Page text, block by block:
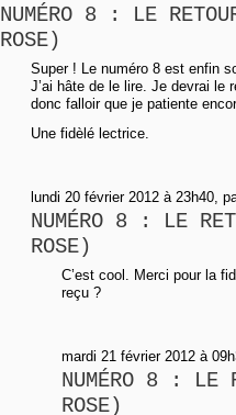
NUMÉRO 8 : LE
ROSE)
Super ! Le numéro 8 est enfin
J’ai hâte de le lire. Je devrai le
donc falloir que je patiente
Une fidèlé lectrice.
lundi 20 février 2012 à 23h40,
NUMÉRO 8 : LE
ROSE)
C’est cool. Merci pour la
reçu ?
mardi 21 février 2012 à
NUMÉRO 8 : LE
ROSE)